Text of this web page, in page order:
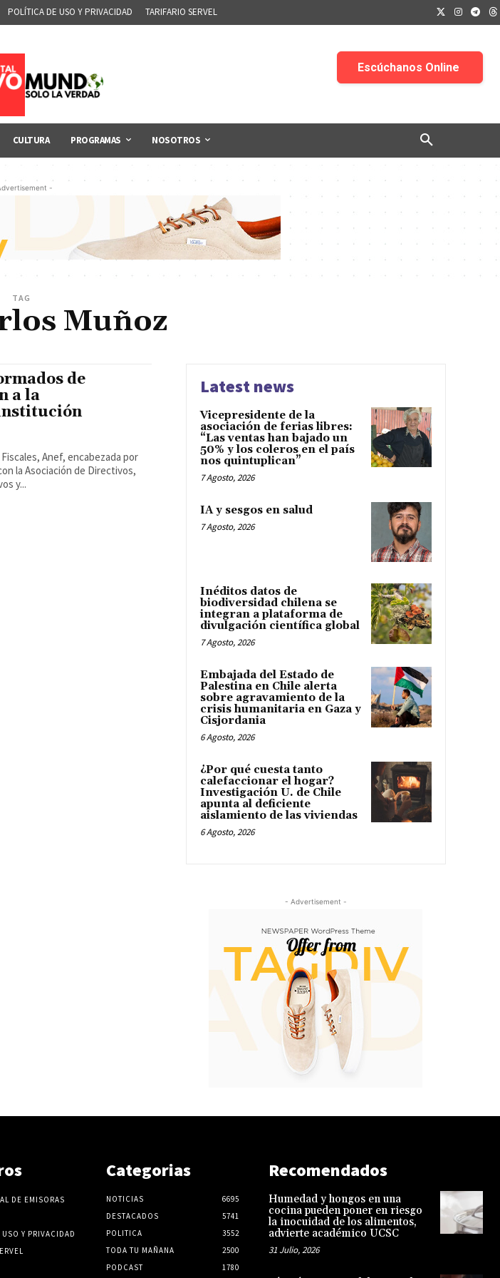
POLÍTICA DE USO Y PRIVACIDAD TARIFARIO SERVEL
CULTURA PROGRAMAS NOSOTROS
-
TAG
Muñoz
de
a la
Anef, encabezada por
la Asociación de Directivos,
y...
Latest news
Vicepresidente de la
asociación de ferias libres:
“Las ventas han bajado un
50% y los coleros en el país
nos quintuplican”
7 Agosto, 2026
IA y sesgos en salud
7 Agosto, 2026
Inéditos datos de
biodiversidad chilena se
integran a plataforma de
divulgación científica global
7 Agosto, 2026
Embajada del Estado de
Palestina en Chile alerta
sobre agravamiento de la
crisis humanitaria en Gaza y
Cisjordania
6 Agosto, 2026
¿Por qué cuesta tanto
calefaccionar el hogar?
Investigación U. de Chile
apunta al deficiente
aislamiento de las viviendas
6 Agosto, 2026
- Advertisement -
DE EMISORAS
Y PRIVACIDAD
Categorias
NOTICIAS
6695
DESTACADOS
5741
POLITICA
3552
TODA TU MAÑANA
2500
PODCAST
1780
Recomendados
Humedad y hongos en una
cocina pueden poner en riesgo
la inocuidad de los alimentos,
advierte académico UCSC
31 Julio, 2026